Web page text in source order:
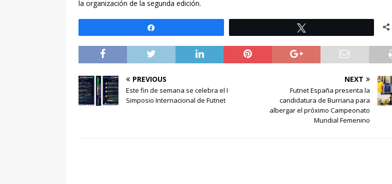
la organización de la segunda edición.
PREVIOUS
Este fin de semana se celebra el I
Simposio Internacional de Futnet
NEXT
Futnet España presenta la
candidatura de Burriana para
albergar el próximo Campeonato
Mundial Femenino